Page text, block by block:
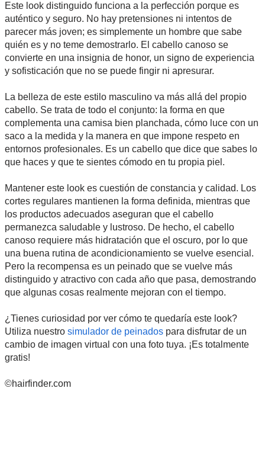
Este look distinguido funciona a la perfección porque es
auténtico y seguro. No hay pretensiones ni intentos de
parecer más joven; es simplemente un hombre que sabe
quién es y no teme demostrarlo. El cabello canoso se
convierte en una insignia de honor, un signo de experiencia
y sofisticación que no se puede fingir ni apresurar.
La belleza de este estilo masculino va más allá del propio
cabello. Se trata de todo el conjunto: la forma en que
complementa una camisa bien planchada, cómo luce con un
saco a la medida y la manera en que impone respeto en
entornos profesionales. Es un cabello que dice que sabes lo
que haces y que te sientes cómodo en tu propia piel.
Mantener este look es cuestión de constancia y calidad. Los
cortes regulares mantienen la forma definida, mientras que
los productos adecuados aseguran que el cabello
permanezca saludable y lustroso. De hecho, el cabello
canoso requiere más hidratación que el oscuro, por lo que
una buena rutina de acondicionamiento se vuelve esencial.
Pero la recompensa es un peinado que se vuelve más
distinguido y atractivo con cada año que pasa, demostrando
que algunas cosas realmente mejoran con el tiempo.
¿Tienes curiosidad por ver cómo te quedaría este look?
Utiliza nuestro simulador de peinados para disfrutar de un
cambio de imagen virtual con una foto tuya. ¡Es totalmente
gratis!
©hairfinder.com